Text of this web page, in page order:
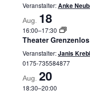
Veranstalter:Anke
Aug. 18
16:00–17:30
Theater
Veranstalter:Janis
0175-735584877
Aug. 20
18:30–20:00